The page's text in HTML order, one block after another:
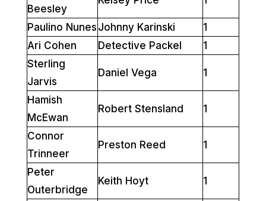
Beesley
Paulino Nunes Johnny Karinski
1
Ari Cohen
Detective Packel
1
Sterling
Jarvis
Daniel Vega 1
Hamish
McEwan
Robert Stensland 1
Connor
Trinneer
Preston Reed 1
Peter
Outerbridge
Keith Hoyt 1